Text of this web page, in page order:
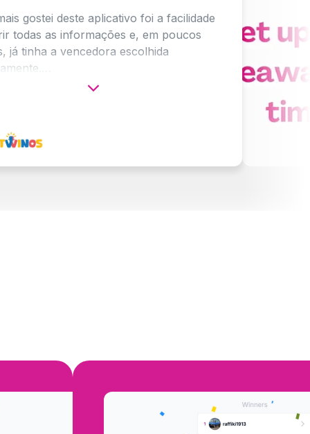
deste aplicativo foi a facilidade
informações e, em poucos
a vencedora escolhida
poder mostrar o processo para
gráfico para compartilhar o vídeo
com a contagem regressiva